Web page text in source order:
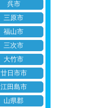
呉市
三原市
福山市
三次市
大竹市
廿日市市
江田島市
山県郡